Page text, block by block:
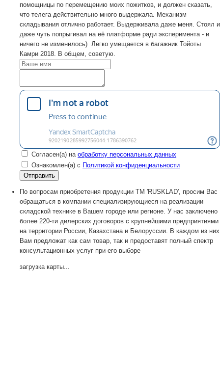
помощницы по перемещению моих пожитков, и должен сказать,
что телега действительно много выдержала. Механизм
складывания отлично работает. Выдерживала даже меня. Стоял и
даже чуть попрыгивал на её платформе ради эксперимента - и
ничего не изменилось) Легко умещается в багажник Тойоты
Камри 2018. В общем, советую.
Согласен(а) на обработку персональных данных
Ознакомлен(а) с Политикой конфиденциальности
По вопросам приобретения продукции TM 'RUSKLAD', просим Вас
обращаться в компании специализирующиеся на реализации
складской технике в Вашем городе или регионе. У нас заключено
более 220-ти дилерских договоров с крупнейшими предприятиями
на территории России, Казахстана и Белоруссии. В каждом из них
Вам предложат как сам товар, так и предоставят полный спектр
консультационных услуг при его выборе
загрузка карты...